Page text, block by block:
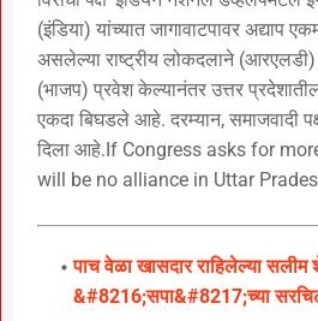
(इंडिया) यांच्यात जागावाटपावर अद्याप
असलेल्या राष्ट्रीय लोकदलाने (आरएलडी)
(भाजप) प्रवेश केल्यानंतर उत्तर
एकदा बिघडले आहे. दरम्यान, समाजवादी
दिला आहे.If Congress asks for
will be no alliance in Uttar
पाच वेळा खासदार राहिलेल्या सलीम
&#8216;सपा&#8217;च्या